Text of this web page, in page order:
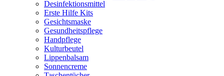
Desinfektionsmittel
Erste Hilfe Kits
Gesichtsmaske
Gesundheitspflege
Handpflege
Kulturbeutel
Lippenbalsam
Sonnencreme